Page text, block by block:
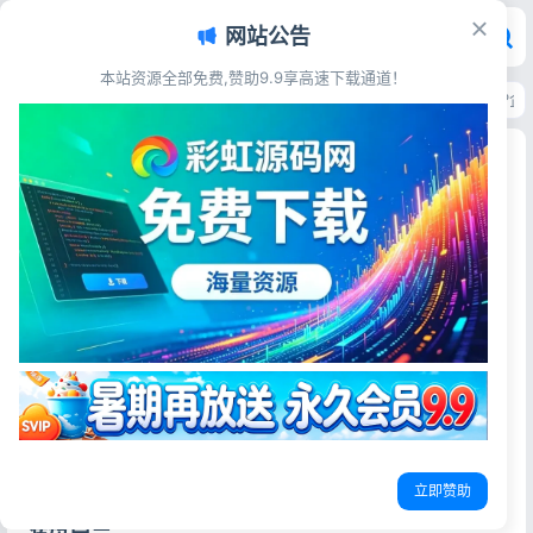
首页>源码资源>企业公司>XingHan-Team团队官网系统源码 全开源PHP企
XingHan-Team团队官网系统源码 全开源PHP企
业建站源码
彩虹源码网
2026-05-16更新于2026-05-16 30阅读
源码简介
XingHan-Team 官网程序是一个现代化的企业官网管理系
统，由星涵网络工作室开发。
本系统提供了完整的网站内容管理功能，包括用户管理、内
网站公告
本站资源全部免费,赞助9.9享高速下载通道！
立即赞助